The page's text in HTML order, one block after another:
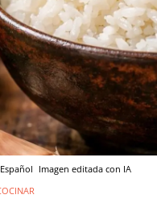
Imagen editada con IA